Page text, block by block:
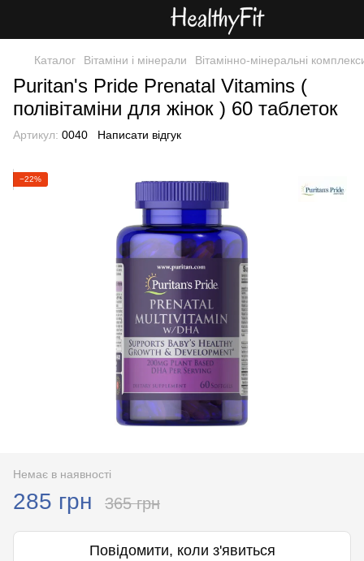
Каталог Вітаміни і мінерали Вітамінно-мінеральні
Puritan's Pride Prenatal Vitamins (
полівітаміни для жінок ) 60 таблеток
Артикул: 0040 Написати відгук
−22%
Немає в наявності
285 грн 365 грн
Повідомити, коли з'явиться